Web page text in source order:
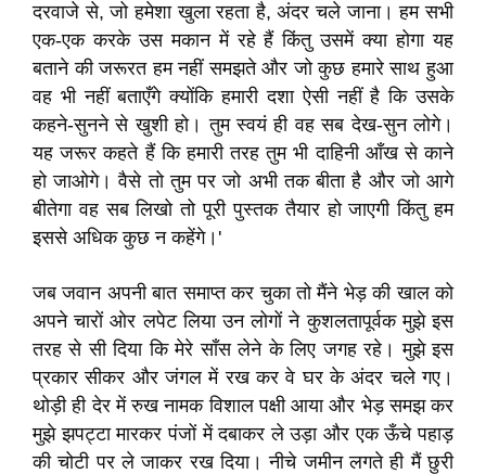
दरवाजे से, जो हमेशा खुला रहता है, अंदर चले जाना। हम सभी
एक-एक करके उस मकान में रहे हैं किंतु उसमें क्या होगा यह
बताने की जरूरत हम नहीं समझते और जो कुछ हमारे साथ हुआ
वह भी नहीं बताएँगे क्योंकि हमारी दशा ऐसी नहीं है कि उसके
कहने-सुनने से खुशी हो। तुम स्वयं ही वह सब देख-सुन लोगे।
यह जरूर कहते हैं कि हमारी तरह तुम भी दाहिनी आँख से काने
हो जाओगे। वैसे तो तुम पर जो अभी तक बीता है और जो आगे
बीतेगा वह सब लिखो तो पूरी पुस्तक तैयार हो जाएगी किंतु हम
इससे अधिक कुछ न कहेंगे।'
जब जवान अपनी बात समाप्त कर चुका तो मैंने भेड़ की खाल को
अपने चारों ओर लपेट लिया उन लोगों ने कुशलतापूर्वक मुझे इस
तरह से सी दिया कि मेरे साँस लेने के लिए जगह रहे। मुझे इस
प्रकार सीकर और जंगल में रख कर वे घर के अंदर चले गए।
थोड़ी ही देर में रुख नामक विशाल पक्षी आया और भेड़ समझ कर
मुझे झपट्टा मारकर पंजों में दबाकर ले उड़ा और एक ऊँचे पहाड़
की चोटी पर ले जाकर रख दिया। नीचे जमीन लगते ही मैं छुरी